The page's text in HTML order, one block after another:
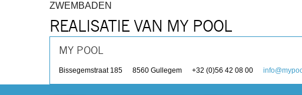
ZWEMBADEN
REALISATIE VAN MY POOL
MY POOL
Bissegemstraat 185 8560 Gullegem +32 (0)56 42 08 00